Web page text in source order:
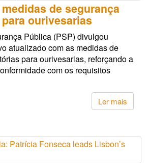
de segurança
ourivesarias
Pública (PSP) divulgou
atualizado com as medidas de
para ourivesarias, reforçando a
com os requisitos
Ler mais